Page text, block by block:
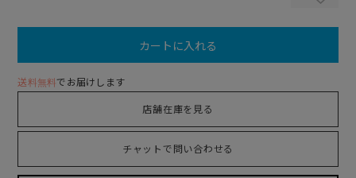
カートに入れる
送料無料でお届けします
店舗在庫を見る
チャットで問い合わせる